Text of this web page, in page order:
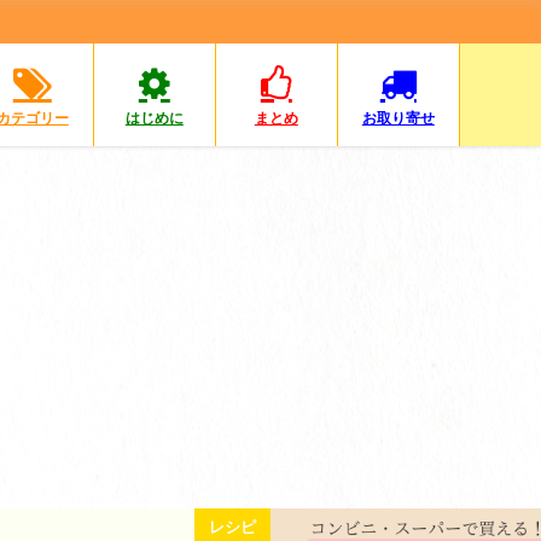
テゴリー はじめに まとめ お取り寄せ
コンビニ・スーパー